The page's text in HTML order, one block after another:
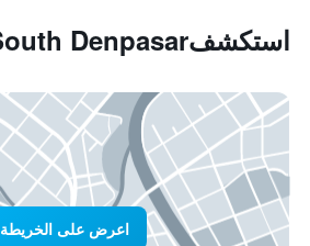
استكشفSouth Denpasar, دنباسار
اعرض على الخريطة